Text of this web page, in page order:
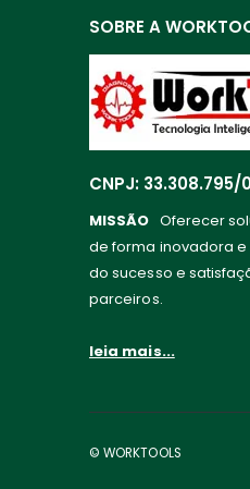
SOBRE A
CNPJ: 33.308.795/
MISSÃO Oferecer
de forma inovadora
do sucesso e
parceiros.
leia mais...
© WORKTOOLS